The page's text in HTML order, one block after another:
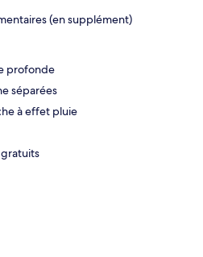
(en supplément)
profonde
séparées
à effet pluie